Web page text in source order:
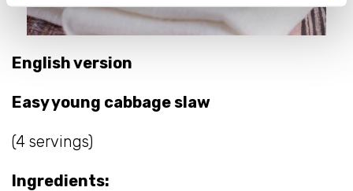
English version
Easy young cabbage slaw
(4 servings)
Ingredients: